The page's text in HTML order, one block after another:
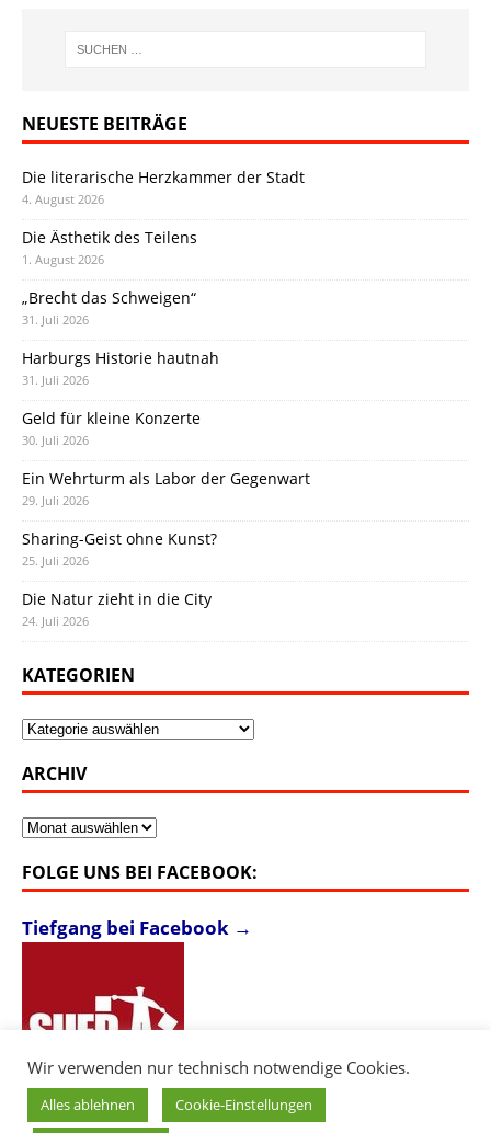
NEUESTE BEITRÄGE
Die literarische Herzkammer der Stadt
4. August 2026
Die Ästhetik des Teilens
1. August 2026
„Brecht das Schweigen“
31. Juli 2026
Harburgs Historie hautnah
31. Juli 2026
Geld für kleine Konzerte
30. Juli 2026
Ein Wehrturm als Labor der Gegenwart
29. Juli 2026
Sharing-Geist ohne Kunst?
25. Juli 2026
Die Natur zieht in die City
24. Juli 2026
KATEGORIEN
Kategorien
ARCHIV
Archiv
FOLGE UNS BEI FACEBOOK:
Tiefgang bei Facebook →
Wir verwenden nur technisch notwendige Cookies.
Alles ablehnen Cookie-Einstellungen